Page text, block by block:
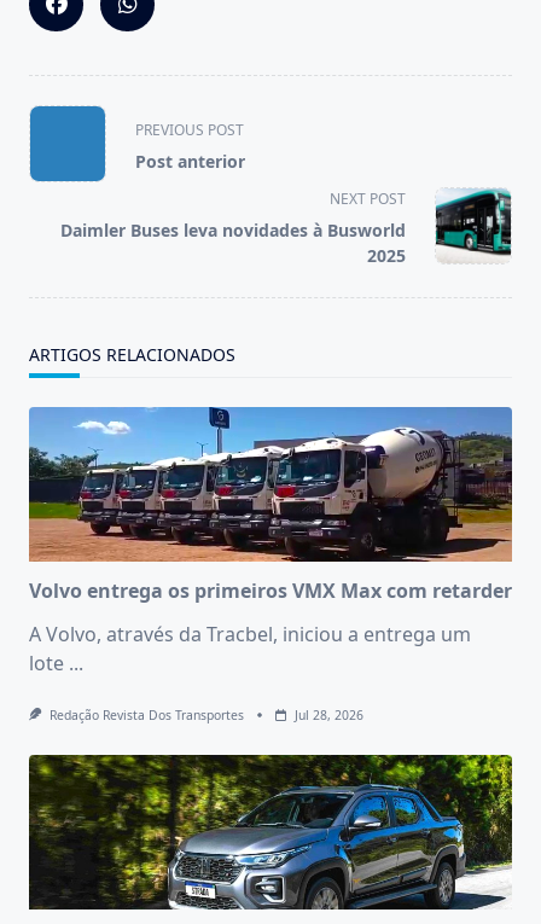
<span
class="nav-
subtitle
reader-
PREVIOUS POST
Post anterior
NEXT POST
Daimler Buses leva novidades à Busworld
2025
ARTIGOS RELACIONADOS
Volvo entrega os primeiros VMX Max com retarder
A Volvo, através da Tracbel, iniciou a entrega um
lote ...
Redação Revista Dos Transportes Jul 28, 2026